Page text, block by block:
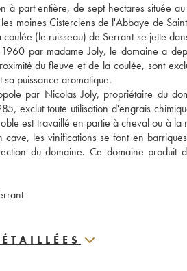
à part entière, de sept hectares située
moines Cisterciens de l'Abbaye de
(le ruisseau) de Serrant se jette
par madame Joly, le domaine a
du fleuve et de la coulée, sont
puissance aromatique.
par Nicolas Joly, propriétaire du
exclut toute utilisation d'engrais
est travaillé en partie à cheval ou à
les vinifications se font en
du domaine. Ce domaine produit